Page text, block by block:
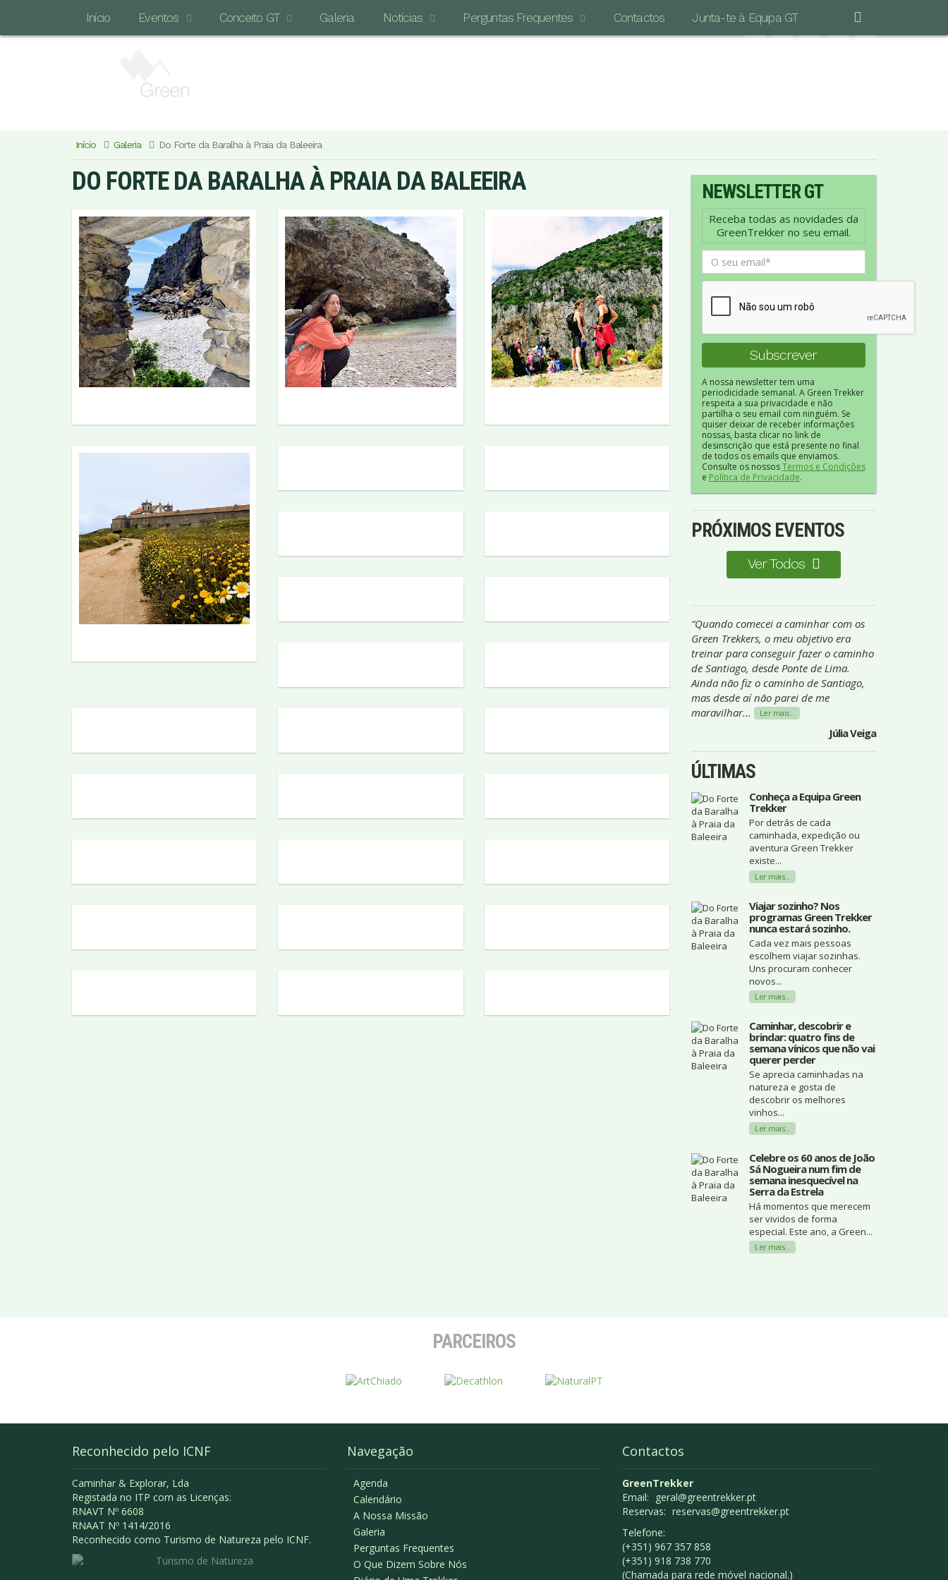
Início Eventos Conceito GT Galeria Notícias Perguntas Frequentes Contactos Junta-te à Equipa GT
Início Galeria Do Forte da Baralha à Praia da Baleeira
DO FORTE DA BARALHA À PRAIA DA BALEEIRA NEWSLETTER GT
Receba todas as novidades da
GreenTrekker no seu email.
A nossa newsletter tem uma
periodicidade semanal. A Green Trekker
respeita a sua privacidade e não
partilha o seu email com ninguém. Se
quiser deixar de receber informações
nossas, basta clicar no link de
desinscrição que está presente no final
de todos os emails que enviamos.
Consulte os nossosTermos e Condições
e Política de Privacidade.
PRÓXIMOS EVENTOS
Ver Todos
“Quando comecei a caminhar com os
Green Trekkers, o meu objetivo era
treinar para conseguir fazer o caminho
de Santiago, desde Ponte de Lima.
Ainda não fiz o caminho de Santiago,
mas desde aí não parei de me
maravilhar...
Ler mais...
Júlia Veiga
ÚLTIMAS
Conheça a Equipa Green
Trekker
Por detrás de cada
caminhada, expedição ou
aventura Green Trekker
existe...
Ler mais...
Viajar sozinho? Nos
programas Green Trekker
nunca estará sozinho.
Cada vez mais pessoas
escolhem viajar sozinhas.
Uns procuram conhecer
novos...
Ler mais...
Caminhar, descobrir e
brindar: quatro fins de
semana vínicos que não vai
querer perder
Se aprecia caminhadas na
natureza e gosta de
descobrir os melhores
vinhos...
Ler mais...
Celebre os 60 anos de João
Sá Nogueira num fim de
semana inesquecível na
Serra da Estrela
Há momentos que merecem
ser vividos de forma
especial. Este ano, a Green...
Ler mais...
PARCEIROS
Reconhecido pelo ICNF
Caminhar & Explorar, Lda
Registada no ITP com as Licenças:
RNAVT Nº 6608
RNAAT Nº 1414/2016
Reconhecido como Turismo de Natureza pelo ICNF.
Navegação
Agenda
Calendário
A Nossa Missão
Galeria
Perguntas Frequentes
O Que Dizem Sobre Nós
Contactos
GreenTrekker
Email: geral@greentrekker.pt
Reservas: reservas@greentrekker.pt
Telefone:
(+351) 967 357 858
(+351) 918 738 770
(Chamada para rede móvel nacional.)